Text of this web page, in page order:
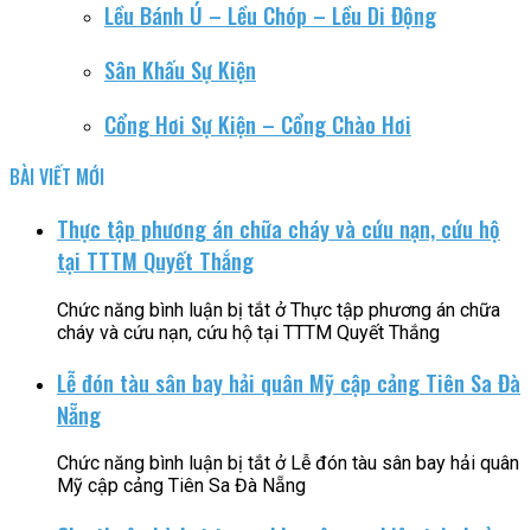
Lều Bánh Ú – Lều Chóp – Lều Di Động
Sân Khấu Sự Kiện
Cổng Hơi Sự Kiện – Cổng Chào Hơi
BÀI VIẾT MỚI
Thực tập phương án chữa cháy và cứu nạn, cứu hộ
tại TTTM Quyết Thắng
Chức năng bình luận bị tắt ở Thực tập phương án chữa
cháy và cứu nạn, cứu hộ tại TTTM Quyết Thắng
Lễ đón tàu sân bay hải quân Mỹ cập cảng Tiên Sa Đà
Nẵng
Chức năng bình luận bị tắt ở Lễ đón tàu sân bay hải quân
Mỹ cập cảng Tiên Sa Đà Nẵng